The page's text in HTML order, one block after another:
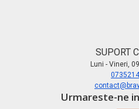
SUPORT
Luni - Vineri,
Urmareste-ne